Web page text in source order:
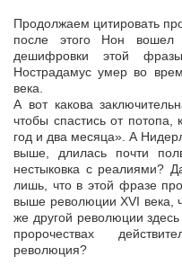
Продолжаем цитировать
после этого Нон вошел
дешифровки этой
Нострадамус умер во
века.
А вот какова
чтобы спастись от
год и два месяца». А
выше, длилась почти
нестыковка с реалиями?
лишь, что в этой фразе
выше революции XVI века,
же другой революции
пророчествах
революция?